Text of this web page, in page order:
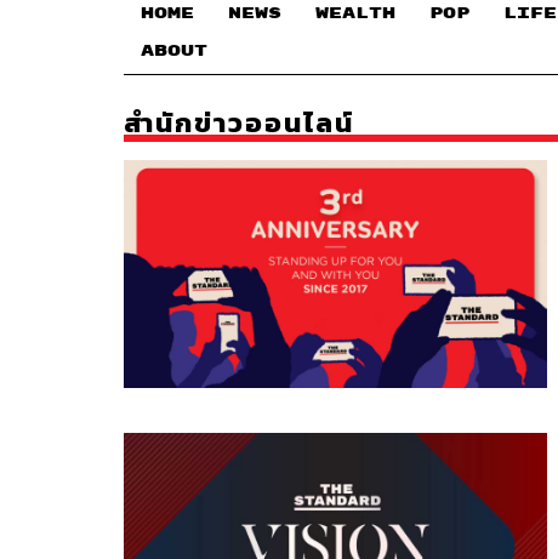
HOME NEWS WEALTH POP LIFE
ABOUT
สำนักข่าวออนไลน์